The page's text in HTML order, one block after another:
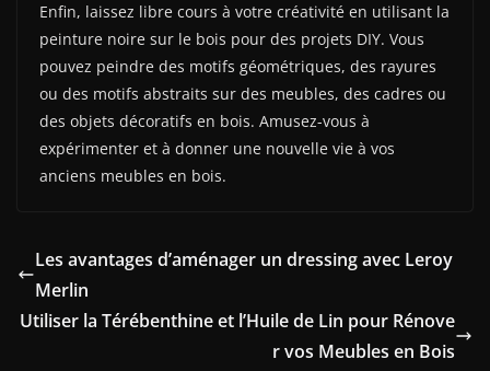
Enfin, laissez libre cours à votre créativité en utilisant la
peinture noire sur le bois pour des projets DIY. Vous
pouvez peindre des motifs géométriques, des rayures
ou des motifs abstraits sur des meubles, des cadres ou
des objets décoratifs en bois. Amusez-vous à
expérimenter et à donner une nouvelle vie à vos
anciens meubles en bois.
Les avantages d’aménager un dressing avec Leroy
Merlin
Utiliser la Térébenthine et l’Huile de Lin pour Rénove
r vos Meubles en Bois